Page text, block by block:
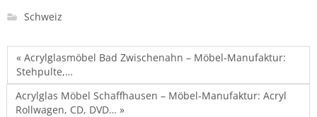
Schweiz
« Acrylglasmöbel Bad Zwischenahn – Möbel-Manufaktur:
Stehpulte,…
Acrylglas Möbel Schaffhausen – Möbel-Manufaktur: Acryl
Rollwagen, CD, DVD… »